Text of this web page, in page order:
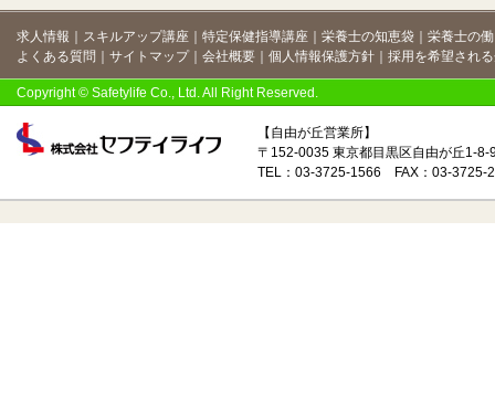
求人情報 スキルアップ講座 特定保健指導講座 栄養士の知恵袋
栄養士の
よくある質問
サイトマップ｜ 会社概要 個人情報保護方針 採用を希望され
Copyright © Safetylife Co., Ltd. All Right Reserved.
【自由が丘営業所】
〒152-0035 東京都目黒区自由が丘1-8-
TEL：03-3725-1566 FAX：03-3725-